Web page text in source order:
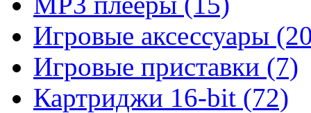
Игровые аксессуары
Игровые приставки (7)
Картриджи 16-bit (72)